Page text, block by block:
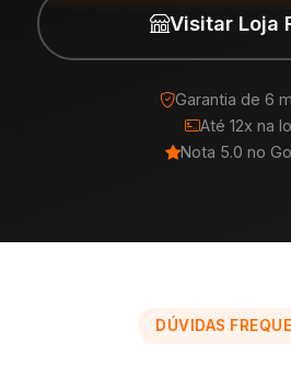
Visitar Loja
Garantia de 6
Até 12x na
Nota 5.0 no
DÚVIDAS